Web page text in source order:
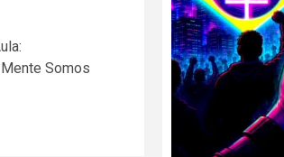
Somos